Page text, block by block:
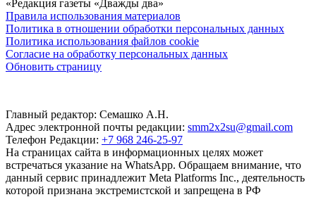
«Редакция газеты «Дважды два»
Правила использования материалов
Политика в отношении обработки персональных данных
Политика использования файлов cookie
Согласие на обработку персональных данных
Обновить страницу
Главный редактор: Семашко А.Н.
Адрес электронной почты редакции: smm2x2su@gmail.com
Телефон Редакции: +7 968 246-25-97
На страницах сайта в информационных целях может
встречаться указание на WhatsApp. Обращаем внимание, что
данный сервис принадлежит Meta Platforms Inc., деятельность
которой признана экстремистской и запрещена в РФ